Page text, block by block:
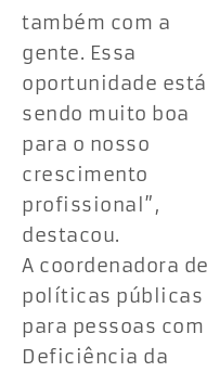
também com a
gente. Essa
oportunidade está
sendo muito boa
para o nosso
crescimento
profissional”,
destacou.
A coordenadora de
políticas públicas
para pessoas com
Deficiência da